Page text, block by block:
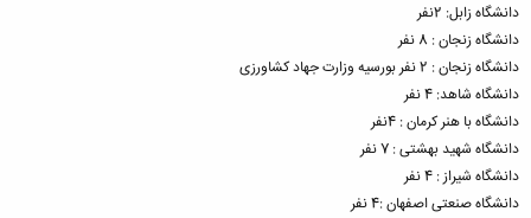
دانشگاه زابل: 2نفر
دانشگاه زنجان : 8 نفر
دانشگاه زنجان : 2 نفر بورسیه وزارت جهاد کشاورزی
دانشگاه شاهد: 4 نفر
دانشگاه با هنر کرمان : 4نفر
دانشگاه شهید بهشتی : 7 نفر
دانشگاه شیراز : 4 نفر
دانشگاه صنعتی اصفهان :4 نفر